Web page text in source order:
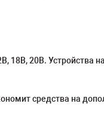
18В, 20В. Устройства
средства на